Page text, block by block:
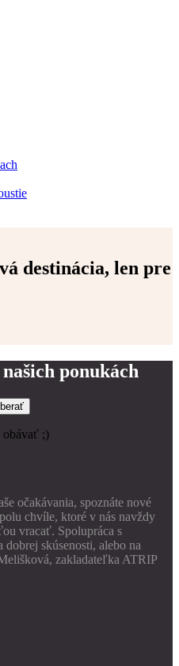
destinácia, len pre
ponukách
obávať ;)
očakávania, spoznáte nové
chvíle, ktoré v nás navždy
vracať. Spolupráca s
skúsenosti, alebo na
zakladateľka ATRIP